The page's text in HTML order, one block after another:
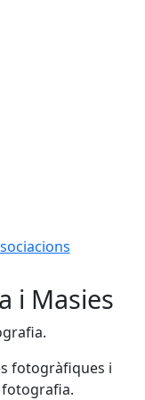
i Masies
fotogràfiques i